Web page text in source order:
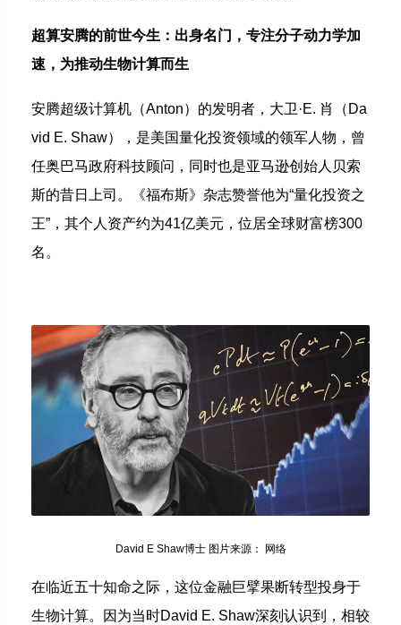
超算安腾的前世今生：出身名门，专注分子动力学加
速，为推动生物计算而生
安腾超级计算机（Anton）的发明者，大卫·E. 肖（Da
vid E. Shaw），是美国量化投资领域的领军人物，曾
任奥巴马政府科技顾问，同时也是亚马逊创始人贝索
斯的昔日上司。《福布斯》杂志赞誉他为“量化投资之
王”，其个人资产约为41亿美元，位居全球财富榜300
名。
David E Shaw博士 图片来源： 网络
在临近五十知命之际，这位金融巨擘果断转型投身于
生物计算。因为当时David E. Shaw深刻认识到，相较